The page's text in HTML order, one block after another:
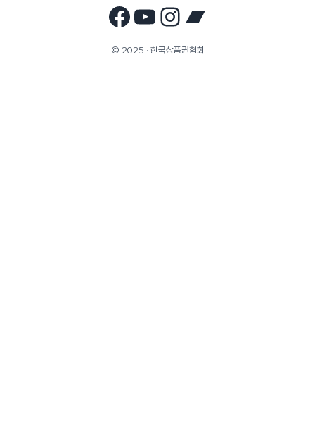
Facebook
YouTube
Instagram
© 2025 · 한국상품권협회